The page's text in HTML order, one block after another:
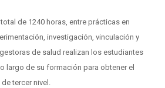
de 1240 horas, entre prácticas en
investigación, vinculación y
de salud realizan los estudiantes
largo de su formación para obtener el
tercer nivel.